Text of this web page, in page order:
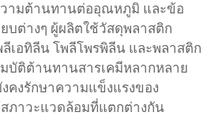
วามต้านทานต่ออุณหภูมิ และข้อ
บต่างๆ ผู้ผลิตใช้วัสดุพลาสติก
ลีเอทิลีน โพลีโพรพิลีน และพลาสติก
บัติต้านทานสารเคมีหลากหลาย
งรักษาความแข็งแรงของ
สภาวะแวดล้อมที่แตกต่างกัน